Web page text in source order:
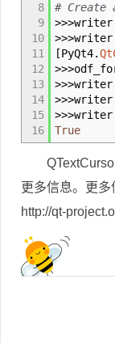
8
9
10
11
12
13
14
15
16
# Create
>>>writer
>>>
[PyQt4.
>>>
>>>
>>>
>>>
True
更多信息。更多
http://qt-